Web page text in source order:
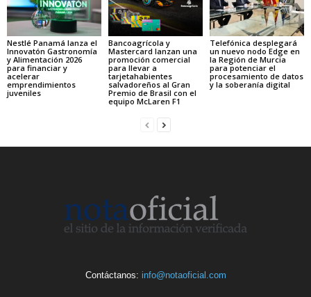
Nestlé Panamá lanza el
Innovatón Gastronomía
y Alimentación 2026
para financiar y
acelerar
emprendimientos
juveniles
Bancoagrícola y
Mastercard lanzan una
promoción comercial
para llevar a
tarjetahabientes
salvadoreños al Gran
Premio de Brasil con el
equipo McLaren F1
Telefónica desplegará
un nuevo nodo Edge en
la Región de Murcia
para potenciar el
procesamiento de datos
y la soberanía digital
Contáctanos: info@notaoficial.com